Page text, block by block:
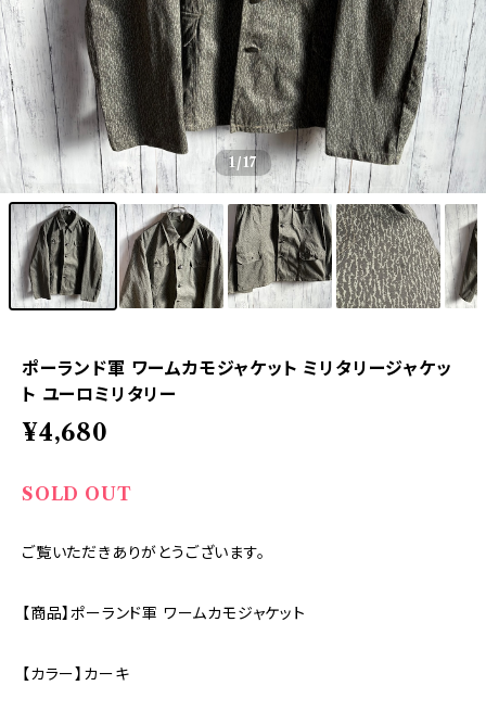
1/17
ポーランド軍 ワームカモジャケット ミリタリージャケッ
ト ユーロミリタリー
¥4,680
SOLD OUT
ご覧いただきありがとうございます。
【商品】ポーランド軍 ワームカモジャケット
【カラー】カーキ